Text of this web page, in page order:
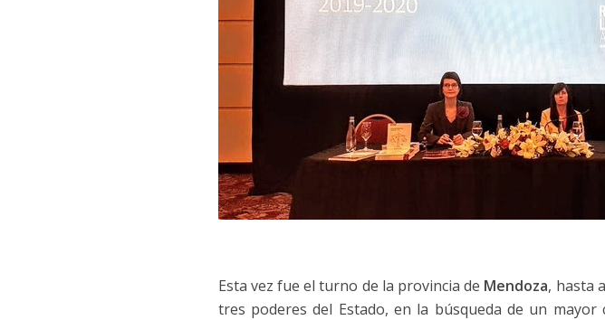
Esta vez fue el turno de la provincia de Mendoza, hasta
tres poderes del Estado, en la búsqueda de un